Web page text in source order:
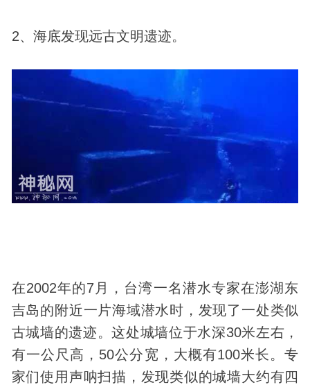
2、海底发现远古文明遗迹。
在2002年的7月，台湾一名潜水专家在澎湖东
吉岛的附近一片海域潜水时，发现了一处类似
古城墙的遗迹。这处城墙位于水深30米左右，
有一公尺高，50公分宽，大概有100米长。专
家们使用声呐扫描，发现类似的城墙大约有四